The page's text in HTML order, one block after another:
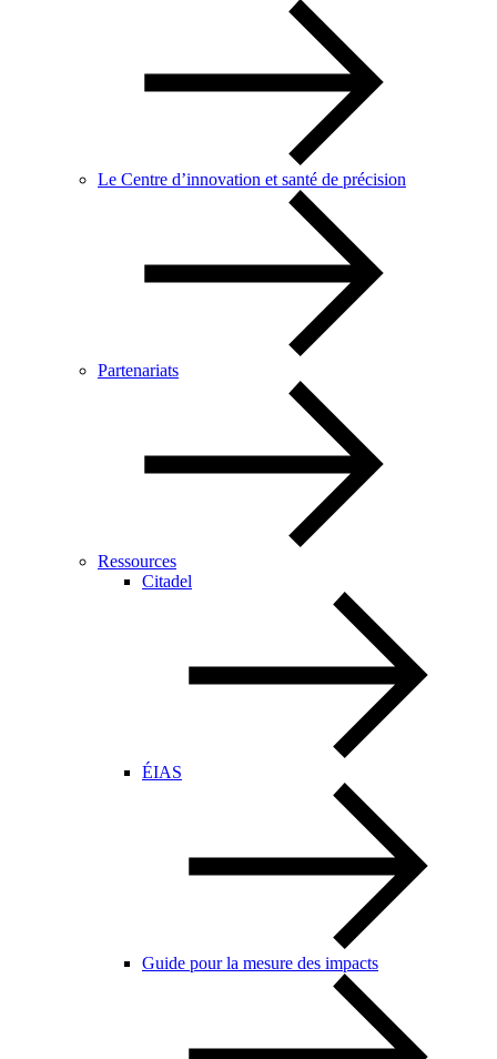
Le Centre d’innovation et santé de précision
Partenariats
Ressources
Citadel
ÉIAS
Guide pour la mesure des impacts